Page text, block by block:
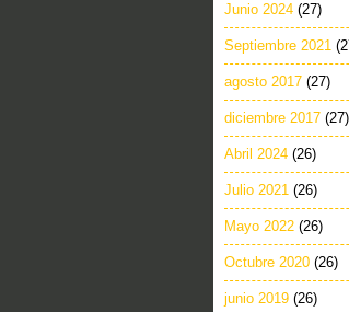
Junio 2024 (27)
Septiembre 2021
agosto 2017 (27)
diciembre 2017 (27)
Abril 2024 (26)
Julio 2021 (26)
Mayo 2022 (26)
Octubre 2020 (26)
junio 2019 (26)